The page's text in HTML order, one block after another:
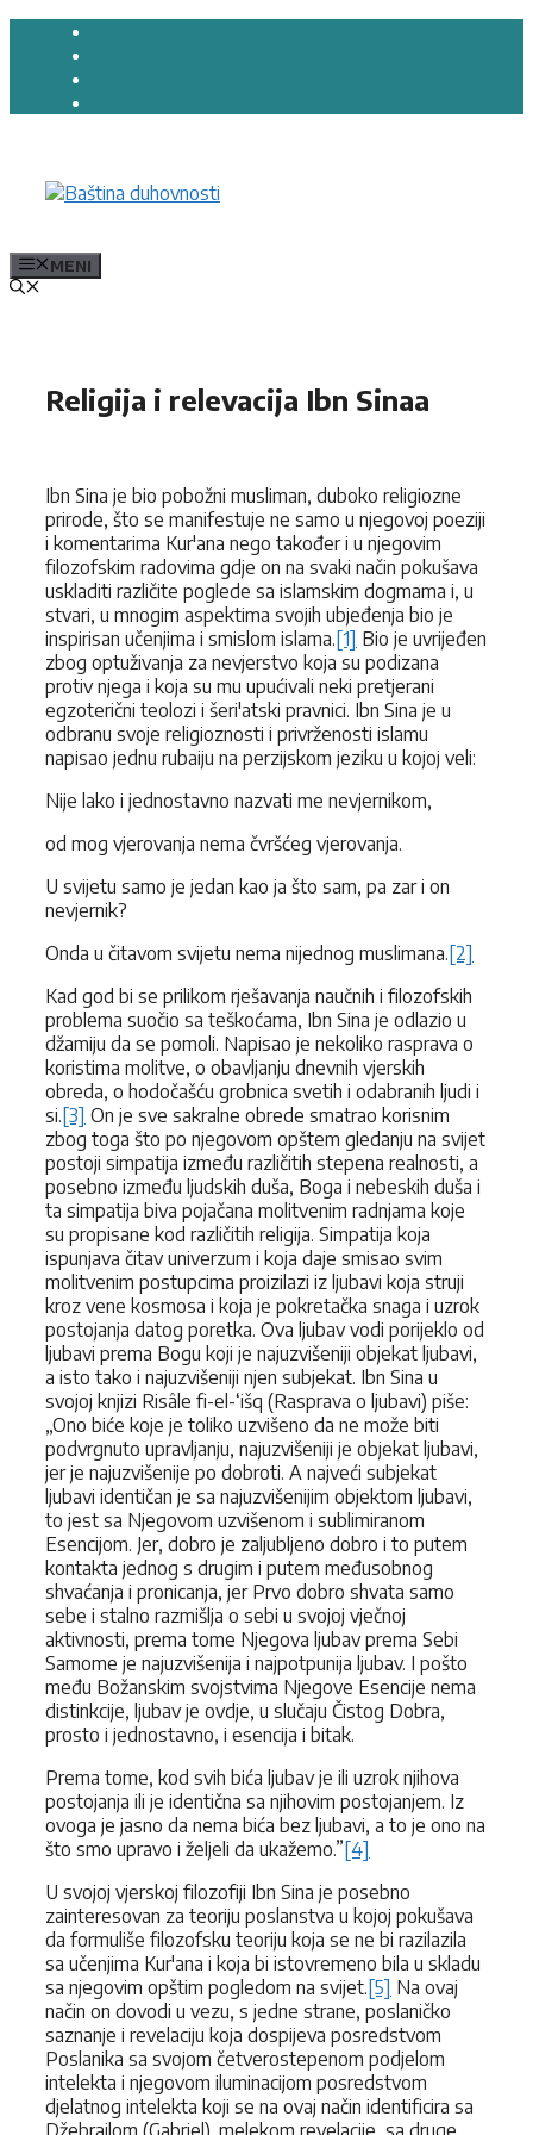
Preskoči
MENI
Religija i relevacija Ibn Sinaa
Ibn Sina je bio pobožni musliman, duboko religiozne
prirode, što se manifestuje ne samo u njegovoj poeziji
i komentarima Kur'ana nego također i u njegovim
filozofskim radovima gdje on na svaki način pokušava
uskladiti različite poglede sa islamskim dogmama i, u
stvari, u mnogim aspektima svojih ubjeđenja bio je
inspirisan učenjima i smislom islama.[1] Bio je uvrijeđen
zbog optuživanja za nevjerstvo koja su podizana
protiv njega i koja su mu upućivali neki pretjerani
egzoterični teolozi i šeri'atski pravnici. Ibn Sina je u
odbranu svoje religioznosti i privrženosti islamu
napisao jednu rubaiju na perzijskom jeziku u kojoj veli:
Nije lako i jednostavno nazvati me nevjernikom,
od mog vjerovanja nema čvršćeg vjerovanja.
U svijetu samo je jedan kao ja što sam, pa zar i on
nevjernik?
Onda u čitavom svijetu nema nijednog muslimana.[2]
Kad god bi se prilikom rješavanja naučnih i filozofskih
problema suočio sa teškoćama, Ibn Sina je odlazio u
džamiju da se pomoli. Napisao je nekoliko rasprava o
koristima molitve, o obavljanju dnevnih vjerskih
obreda, o hodočašću grobnica svetih i odabranih ljudi i
si.[3] On je sve sakralne obrede smatrao korisnim
zbog toga što po njegovom opštem gledanju na svijet
postoji simpatija između različitih stepena realnosti, a
posebno između ljudskih duša, Boga i nebeskih duša i
ta simpatija biva pojačana molitvenim radnjama koje
su propisane kod različitih religija. Simpatija koja
ispunjava čitav univerzum i koja daje smisao svim
molitvenim postupcima proizilazi iz ljubavi koja struji
kroz vene kosmosa i koja je pokretačka snaga i uzrok
postojanja datog poretka. Ova ljubav vodi porijeklo od
ljubavi prema Bogu koji je najuzvišeniji objekat ljubavi,
a isto tako i najuzvišeniji njen subjekat. Ibn Sina u
svojoj knjizi Risâle fi-el-‘išq (Rasprava o ljubavi) piše:
„Ono biće koje je toliko uzvišeno da ne može biti
podvrgnuto upravljanju, najuzvišeniji je objekat ljubavi,
jer je najuzvišenije po dobroti. A najveći subjekat
ljubavi identičan je sa najuzvišenijim objektom ljubavi,
to jest sa Njegovom uzvišenom i sublimiranom
Esencijom. Jer, dobro je zaljubljeno dobro i to putem
kontakta jednog s drugim i putem međusobnog
shvaćanja i pronicanja, jer Prvo dobro shvata samo
sebe i stalno razmišlja o sebi u svojoj vječnoj
aktivnosti, prema tome Njegova ljubav prema Sebi
Samome je najuzvišenija i najpotpunija ljubav. I pošto
među Božanskim svojstvima Njegove Esencije nema
distinkcije, ljubav je ovdje, u slučaju Čistog Dobra,
prosto i jednostavno, i esencija i bitak.
Prema tome, kod svih bića ljubav je ili uzrok njihova
postojanja ili je identična sa njihovim postojanjem. Iz
ovoga je jasno da nema bića bez ljubavi, a to je ono na
što smo upravo i željeli da ukažemo.”[4]
U svojoj vjerskoj filozofiji Ibn Sina je posebno
zainteresovan za teoriju poslanstva u kojoj pokušava
da formuliše filozofsku teoriju koja se ne bi razilazila
sa učenjima Kur'ana i koja bi istovremeno bila u skladu
sa njegovim opštim pogledom na svijet.[5] Na ovaj
način on dovodi u vezu, s jedne strane, poslaničko
saznanje i revelaciju koja dospijeva posredstvom
Poslanika sa svojom četverostepenom podjelom
intelekta i njegovom iluminacijom posredstvom
djelatnog intelekta koji se na ovaj način identificira sa
Džebrailom (Gabriel), melekom revelacije, sa druge